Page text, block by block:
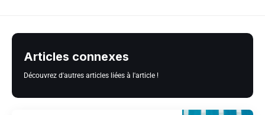
Articles connexes
Découvrez d'autres articles liées à l'article !